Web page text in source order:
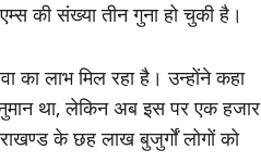
की संख्या तीन गुना हो चुकी है।
का लाभ मिल रहा है। उन्होंने कहा
था, लेकिन अब इस पर एक हजार
के छह लाख बुजुर्गों लोगों को